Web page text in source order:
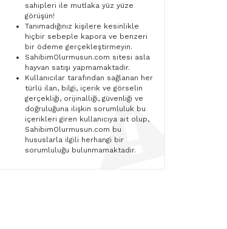
sahipleri ile mutlaka yüz yüze
görüşün!
Tanımadığınız kişilere kesinlikle
hiçbir sebeple kapora ve benzeri
bir ödeme gerçekleştirmeyin.
SahibimOlurmusun.com sitesi asla
hayvan satışı yapmamaktadır.
Kullanıcılar tarafından sağlanan her
türlü ilan, bilgi, içerik ve görselin
gerçekliği, orijinalliği, güvenliği ve
doğruluğuna ilişkin sorumluluk bu
içerikleri giren kullanıcıya ait olup,
SahibimOlurmusun.com bu
hususlarla ilgili herhangi bir
sorumluluğu bulunmamaktadır.